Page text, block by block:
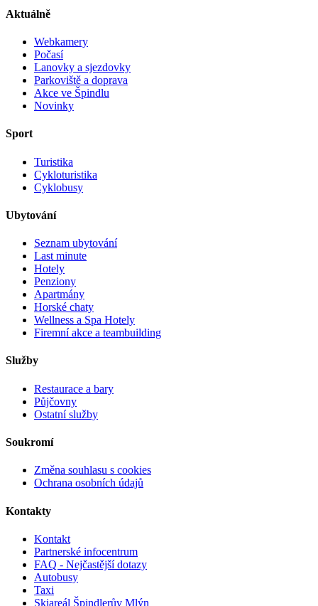
Aktuálně
Webkamery
Počasí
Lanovky a sjezdovky
Parkoviště a doprava
Akce ve Špindlu
Novinky
Sport
Turistika
Cykloturistika
Cyklobusy
Ubytování
Seznam ubytování
Last minute
Hotely
Penziony
Apartmány
Horské chaty
Wellness a Spa Hotely
Firemní akce a teambuilding
Služby
Restaurace a bary
Půjčovny
Ostatní služby
Soukromí
Změna souhlasu s cookies
Ochrana osobních údajů
Kontakty
Kontakt
Partnerské infocentrum
FAQ - Nejčastější dotazy
Autobusy
Taxi
Skiareál Špindlerův Mlýn